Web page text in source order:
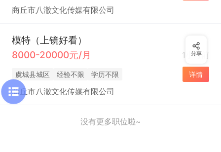
商丘市八澈文化传媒有限公司
模特（上镜好看）
8000-20000元/月
1小时前
虞城县城区 经验不限 学历不限 详情
商丘市八澈文化传媒有限公司
没有更多职位啦~
分享